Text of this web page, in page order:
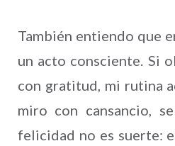
También entiendo que
un acto consciente. Si
con gratitud, mi rutina
miro con cansancio,
felicidad no es suerte: